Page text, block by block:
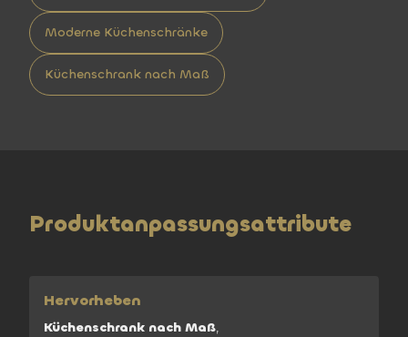
Moderne Küchenschränke
Küchenschrank nach Maß
Produktanpassungsattribute
Hervorheben
Küchenschrank nach Maß,